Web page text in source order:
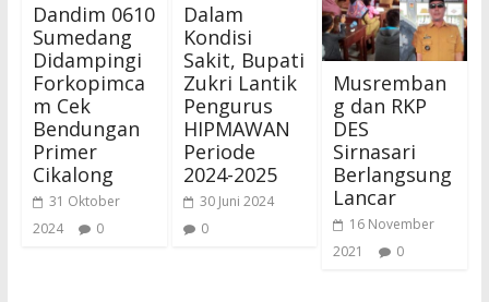
Dandim 0610
Sumedang
Didampingi
Forkopimca
m Cek
Bendungan
Primer
Cikalong
31 Oktober
2024
0
Dalam
Kondisi
Sakit, Bupati
Zukri Lantik
Pengurus
HIPMAWAN
Periode
2024-2025
30 Juni 2024
0
Musremban
g dan RKP
DES
Sirnasari
Berlangsung
Lancar
16 November
2021
0